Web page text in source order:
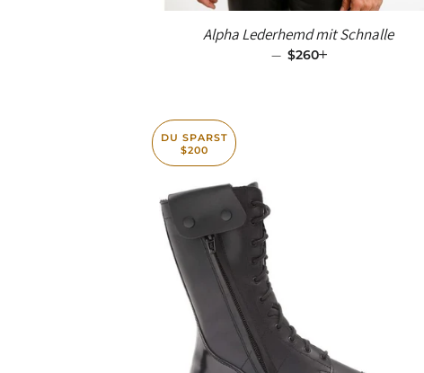
Alpha Lederhemd mit Schnalle
— SALE-PREIS
$260
DU SPARST
$200